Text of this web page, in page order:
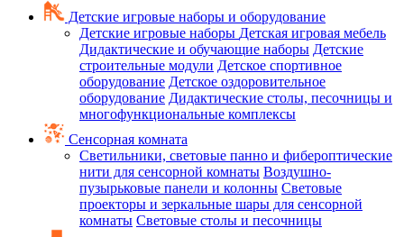
Детские игровые наборы и оборудование
Детские игровые наборы Детская игровая мебель
Дидактические и обучающие наборы Детские
строительные модули Детское спортивное
оборудование Детское оздоровительное
оборудование Дидактические столы, песочницы и
многофункциональные комплексы
Сенсорная комната
Светильники, световые панно и фибероптические
нити для сенсорной комнаты Воздушно-
пузырьковые панели и колонны Световые
проекторы и зеркальные шары для сенсорной
комнаты Световые столы и песочницы